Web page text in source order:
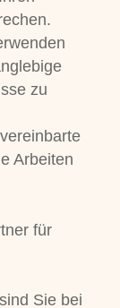
zu
Arbeiten
für
Sie bei